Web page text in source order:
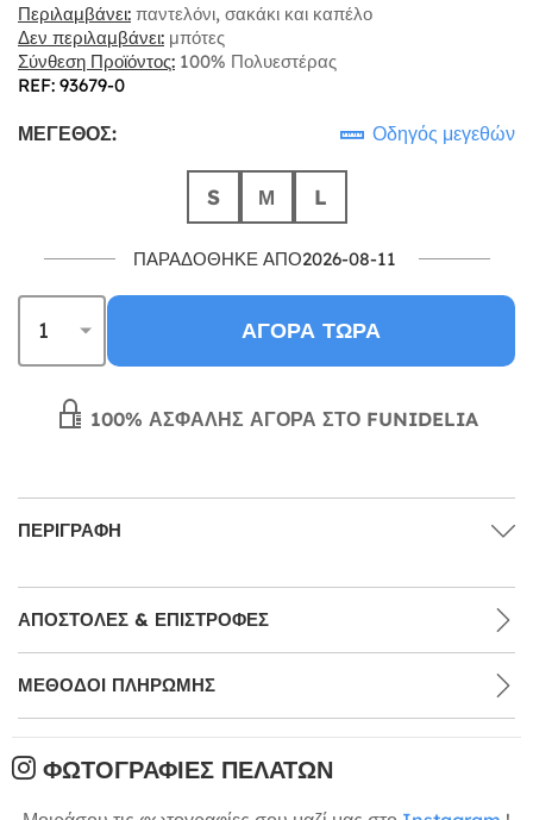
Περιλαμβάνει: παντελόνι, σακάκι και καπέλο
Δεν περιλαμβάνει: μπότες
Σύνθεση Προϊόντος: 100% Πολυεστέρας
REF: 93679-0
ΜΈΓΕΘΟΣ: Οδηγός μεγεθών
S Μ L
ΠΑΡΑΔΌΘΗΚΕ ΑΠΌ2026-08-11
ΑΓΟΡΆ ΤΏΡΑ
100% ΑΣΦΑΛΉΣ ΑΓΟΡΆ ΣΤΟ FUNIDELIA
ΠΕΡΙΓΡΑΦΉ
ΑΠΟΣΤΟΛΈΣ & ΕΠΙΣΤΡΟΦΈΣ
ΜΕΘΌΔΟΙ ΠΛΗΡΩΜΉΣ
ΦΩΤΟΓΡΑΦΊΕΣ ΠΕΛΑΤΏΝ